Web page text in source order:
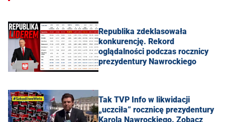
Republika zdeklasowała
konkurencję. Rekord
oglądalności podczas rocznicy
prezydentury Nawrockiego
Tak TVP Info w likwidacji
„uczciła” rocznicę prezydentury
Karola Nawrockiego. Zobacz